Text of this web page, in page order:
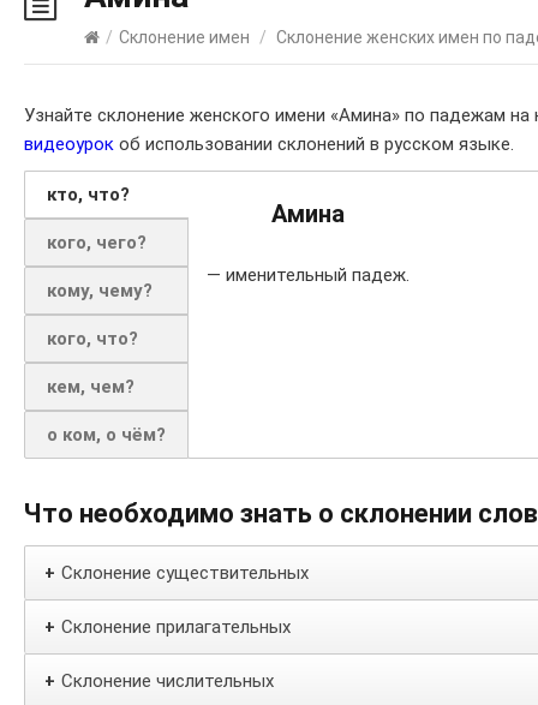
/ Склонение имен / Склонение женских имен по
Узнайте склонение женского имени «Амина» по падежам
видеоурок об использовании склонений в русском языке.
кто, что?
кого, чего?
кому, чему?
кого, что?
кем, чем?
о ком, о чём?
Амина
— именительный падеж.
Что необходимо знать о склонении
+ Склонение существительных
+ Склонение прилагательных
+ Склонение числительных